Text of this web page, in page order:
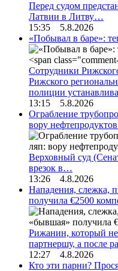
Перед судом
Латвии в Литву…
15:35 5.8.2026
«Побывал в баре»:
Сотрудники
Рижского
полиции
13:15 5.8.2026
Ограбление
вору
Верховный суд
врезок в…
13:26 4.8.2026
Нападения, слежка,
получила €2500
Рижанин, который
партнершу, а после
12:27 4.8.2026
Кто эти парни?